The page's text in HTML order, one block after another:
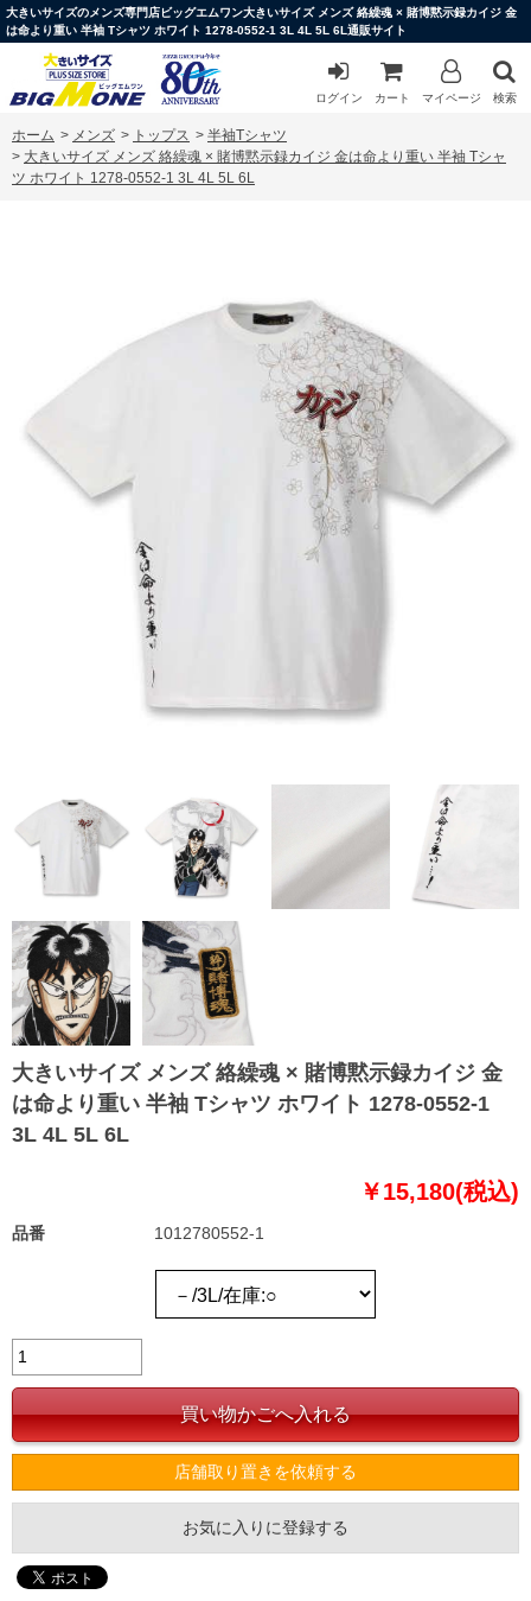
大きいサイズのメンズ専門店ビッグエムワン大きいサイズ メンズ 絡繰魂 × 賭博黙示録カイジ 金
は命より重い 半袖 Tシャツ ホワイト 1278-0552-1 3L 4L 5L 6L通販サイト
ログイン カート マイページ 検索
ホーム > メンズ > トップス > 半袖Tシャツ
> 大きいサイズ メンズ 絡繰魂 × 賭博黙示録カイジ 金は命より重い 半袖 Tシャ
ツ ホワイト 1278-0552-1 3L 4L 5L 6L
大きいサイズ メンズ 絡繰魂 × 賭博黙示録カイジ 金
は命より重い 半袖 Tシャツ ホワイト 1278-0552-1
3L 4L 5L 6L
￥15,180(税込)
品番 1012780552-1
店舗取り置きを依頼する
お気に入りに登録する